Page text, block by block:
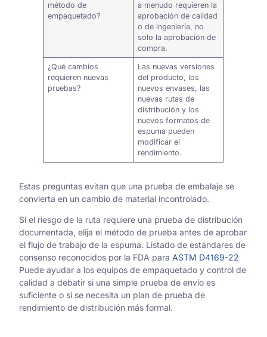
método de
empaquetado?
a menudo requieren la
aprobación de calidad
o de ingeniería, no
solo la aprobación de
compra.
¿Qué cambios
requieren nuevas
pruebas?
Las nuevas versiones
del producto, los
nuevos envases, las
nuevas rutas de
distribución y los
nuevos formatos de
espuma pueden
modificar el
rendimiento.
Estas preguntas evitan que una prueba de embalaje se
convierta en un cambio de material incontrolado.
Si el riesgo de la ruta requiere una prueba de distribución
documentada, elija el método de prueba antes de aprobar
el flujo de trabajo de la espuma. Listado de estándares de
consenso reconocidos por la FDA para ASTM D4169-22
Puede ayudar a los equipos de empaquetado y control de
calidad a debatir si una simple prueba de envío es
suficiente o si se necesita un plan de prueba de
rendimiento de distribución más formal.